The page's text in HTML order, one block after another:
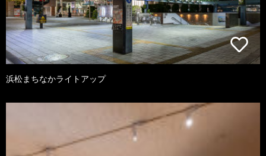
浜松まちなかライトアップ